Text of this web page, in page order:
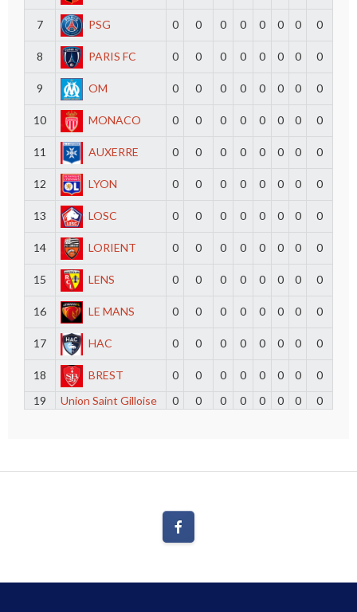
7 PSG 0 0 0 0 0 0 0 0
8 PARIS FC 0 0 0 0 0 0 0 0
9 OM 0 0 0 0 0 0 0 0
10 MONACO 0 0 0 0 0 0 0 0
11 AUXERRE 0 0 0 0 0 0 0 0
12 LYON 0 0 0 0 0 0 0 0
13 LOSC 0 0 0 0 0 0 0 0
14 LORIENT 0 0 0 0 0 0 0 0
15 LENS 0 0 0 0 0 0 0 0
16 LE MANS 0 0 0 0 0 0 0 0
17 HAC 0 0 0 0 0 0 0 0
18 BREST 0 0 0 0 0 0 0
0
19
Union Saint Gilloise 0 0 0 0 0 0 0 0